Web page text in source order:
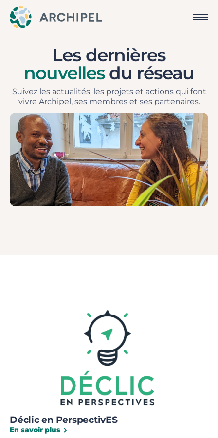
Les dernières
nouvellesdu réseau
Suivez les actualités, les projets et actions qui font
vivre Archipel, ses membres et ses partenaires.
Déclic en PerspectivES
En savoir plus